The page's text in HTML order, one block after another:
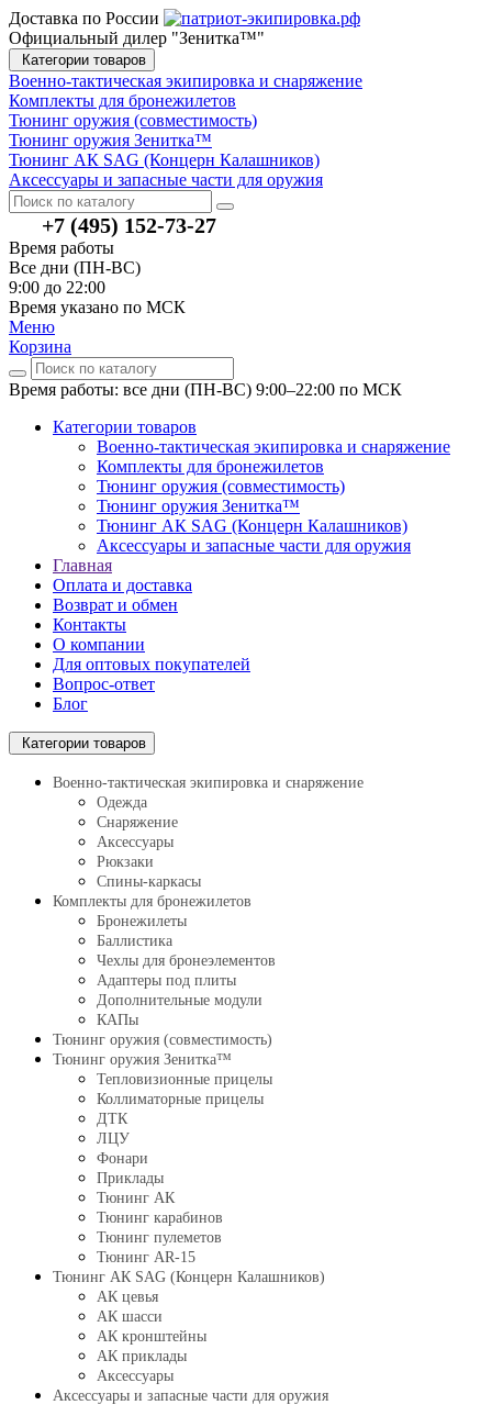
Доставка по России
Официальный дилер "Зенитка™"
Категории товаров
Военно-тактическая экипировка и снаряжение
Комплекты для бронежилетов
Тюнинг оружия (совместимость)
Тюнинг оружия Зенитка™
Тюнинг АК SAG (Концерн Калашников)
Аксессуары и запасные части для оружия
+7 (495) 152-73-27
Время работы
Все дни (ПН-ВС)
9:00 до 22:00
Время указано по МСК
Меню
Корзина
Время работы: все дни (ПН-ВС) 9:00–22:00 по МСК
Категории товаров
Военно-тактическая экипировка и снаряжение
Комплекты для бронежилетов
Тюнинг оружия (совместимость)
Тюнинг оружия Зенитка™
Тюнинг АК SAG (Концерн Калашников)
Аксессуары и запасные части для оружия
Главная
Оплата и доставка
Возврат и обмен
Контакты
О компании
Для оптовых покупателей
Вопрос-ответ
Блог
Категории товаров
Военно-тактическая экипировка и снаряжение
Одежда
Снаряжение
Аксессуары
Рюкзаки
Спины-каркасы
Комплекты для бронежилетов
Бронежилеты
Баллистика
Чехлы для бронеэлементов
Адаптеры под плиты
Дополнительные модули
КАПы
Тюнинг оружия (совместимость)
Тюнинг оружия Зенитка™
Тепловизионные прицелы
Коллиматорные прицелы
ДТК
ЛЦУ
Фонари
Приклады
Тюнинг АК
Тюнинг карабинов
Тюнинг пулеметов
Тюнинг AR-15
Тюнинг АК SAG (Концерн Калашников)
АК цевья
АК шасси
АК кронштейны
АК приклады
Аксессуары
Аксессуары и запасные части для оружия